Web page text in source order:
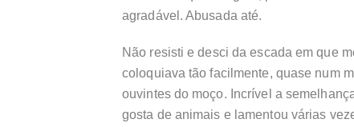
agradável. Abusada até.
Não resisti e desci da escada em que
coloquiava tão facilmente, quase num
ouvintes do moço. Incrível a
gosta de animais e lamentou várias